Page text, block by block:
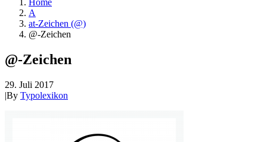
Home
A
at-Zeichen (@)
@-Zeichen
@-Zeichen
29. Juli 2017
|By Typolexikon